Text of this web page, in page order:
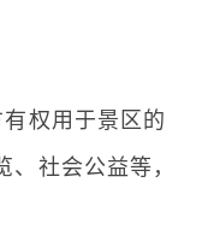
权用于景区的
社会公益等，